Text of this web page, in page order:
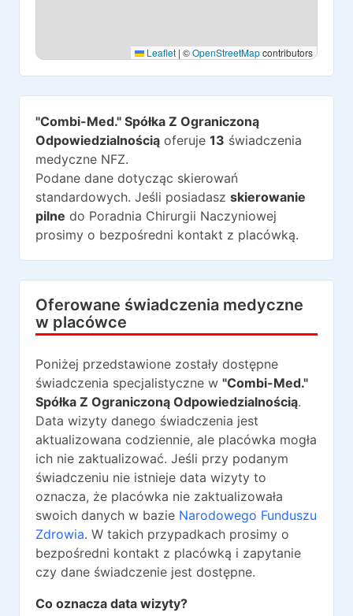
Leaflet | ©OpenStreetMapcontributors
"Combi-Med." Spółka Z Ograniczoną
Odpowiedzialnością oferuje 13 świadczenia
medyczne NFZ.
Podane dane dotycząc skierowań
standardowych. Jeśli posiadasz skierowanie
pilne do Poradnia Chirurgii Naczyniowej
prosimy o bezpośredni kontakt z placówką.
Oferowane świadczenia medyczne
w placówce
Poniżej przedstawione zostały dostępne
świadczenia specjalistyczne w "Combi-Med."
Spółka Z Ograniczoną Odpowiedzialnością.
Data wizyty danego świadczenia jest
aktualizowana codziennie, ale placówka mogła
ich nie zaktualizować. Jeśli przy podanym
świadczeniu nie istnieje data wizyty to
oznacza, że placówka nie zaktualizowała
swoich danych w bazie Narodowego Funduszu
Zdrowia. W takich przypadkach prosimy o
bezpośredni kontakt z placówką i zapytanie
czy dane świadczenie jest dostępne.
Co oznacza data wizyty?